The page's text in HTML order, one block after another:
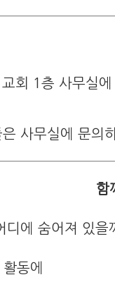
회 1층 사무실에
사무실에 문의
함
디에 숨어져 있을
동에